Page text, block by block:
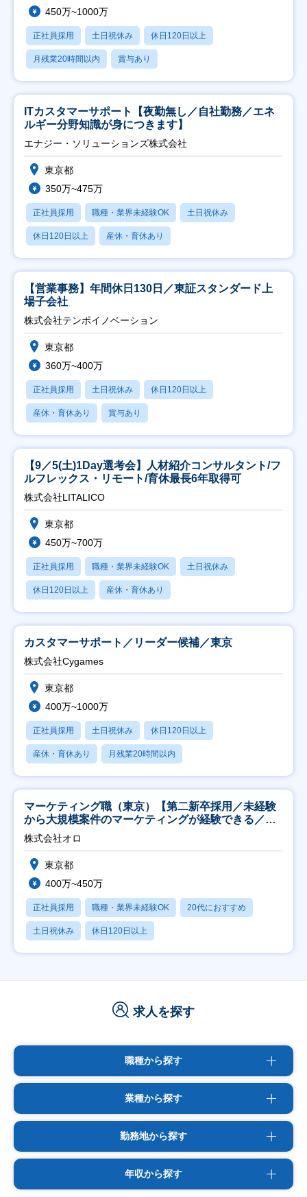
450万~1000万
正社員採用 土日祝休み 休日120日以上
月残業20時間以内 賞与あり
ITカスタマーサポート【夜勤無し／自社勤務／エネ
ルギー分野知識が身につきます】
エナジー・ソリューションズ株式会社
東京都
350万~475万
正社員採用 職種・業界未経験OK 土日祝休み
休日120日以上 産休・育休あり
【営業事務】年間休日130日／東証スタンダード上
場子会社
株式会社テンポイノベーション
東京都
360万~400万
正社員採用 土日祝休み 休日120日以上
産休・育休あり 賞与あり
【9／5(土)1Day選考会】人材紹介コンサルタント/フ
ルフレックス・リモート/育休最長6年取得可
株式会社LITALICO
東京都
450万~700万
正社員採用 職種・業界未経験OK 土日祝休み
休日120日以上 産休・育休あり
カスタマーサポート／リーダー候補／東京
株式会社Cygames
東京都
400万~1000万
正社員採用 土日祝休み 休日120日以上
産休・育休あり 月残業20時間以内
マーケティング職（東京）【第二新卒採用／未経験
から大規模案件のマーケティングが経験できる／研
修充実】
株式会社オロ
東京都
400万~450万
正社員採用 職種・業界未経験OK 20代におすすめ
土日祝休み 休日120日以上
求人を探す
職種から探す
業種から探す
勤務地から探す
年収から探す